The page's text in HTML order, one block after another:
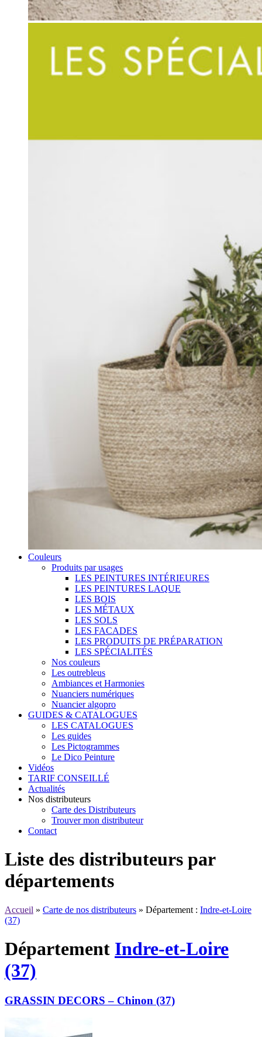
Couleurs
Produits par usages
LES PEINTURES INTÉRIEURES
LES PEINTURES LAQUE
LES BOIS
LES MÉTAUX
LES SOLS
LES FACADES
LES PRODUITS DE PRÉPARATION
LES SPÉCIALITÉS
Nos couleurs
Les outrebleus
Ambiances et Harmonies
Nuanciers numériques
Nuancier algopro
GUIDES & CATALOGUES
LES CATALOGUES
Les guides
Les Pictogrammes
Le Dico Peinture
Vidéos
TARIF CONSEILLÉ
Actualités
Nos distributeurs
Carte des Distributeurs
Trouver mon distributeur
Contact
Liste des distributeurs par
départements
Accueil » Carte de nos distributeurs » Département : Indre-et-Loire
(37)
Département Indre-et-Loire
(37)
GRASSIN DECORS – Chinon (37)